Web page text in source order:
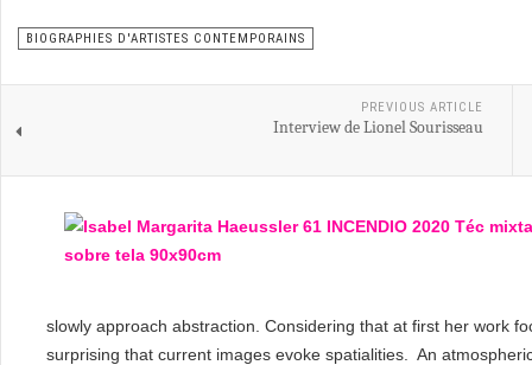
BIOGRAPHIES D'ARTISTES CONTEMPORAINS
PREVIOUS ARTICLE
Interview de Lionel Sourisseau
slowly approach abstraction. Considering that at first her work
surprising that current images evoke spatialities. An